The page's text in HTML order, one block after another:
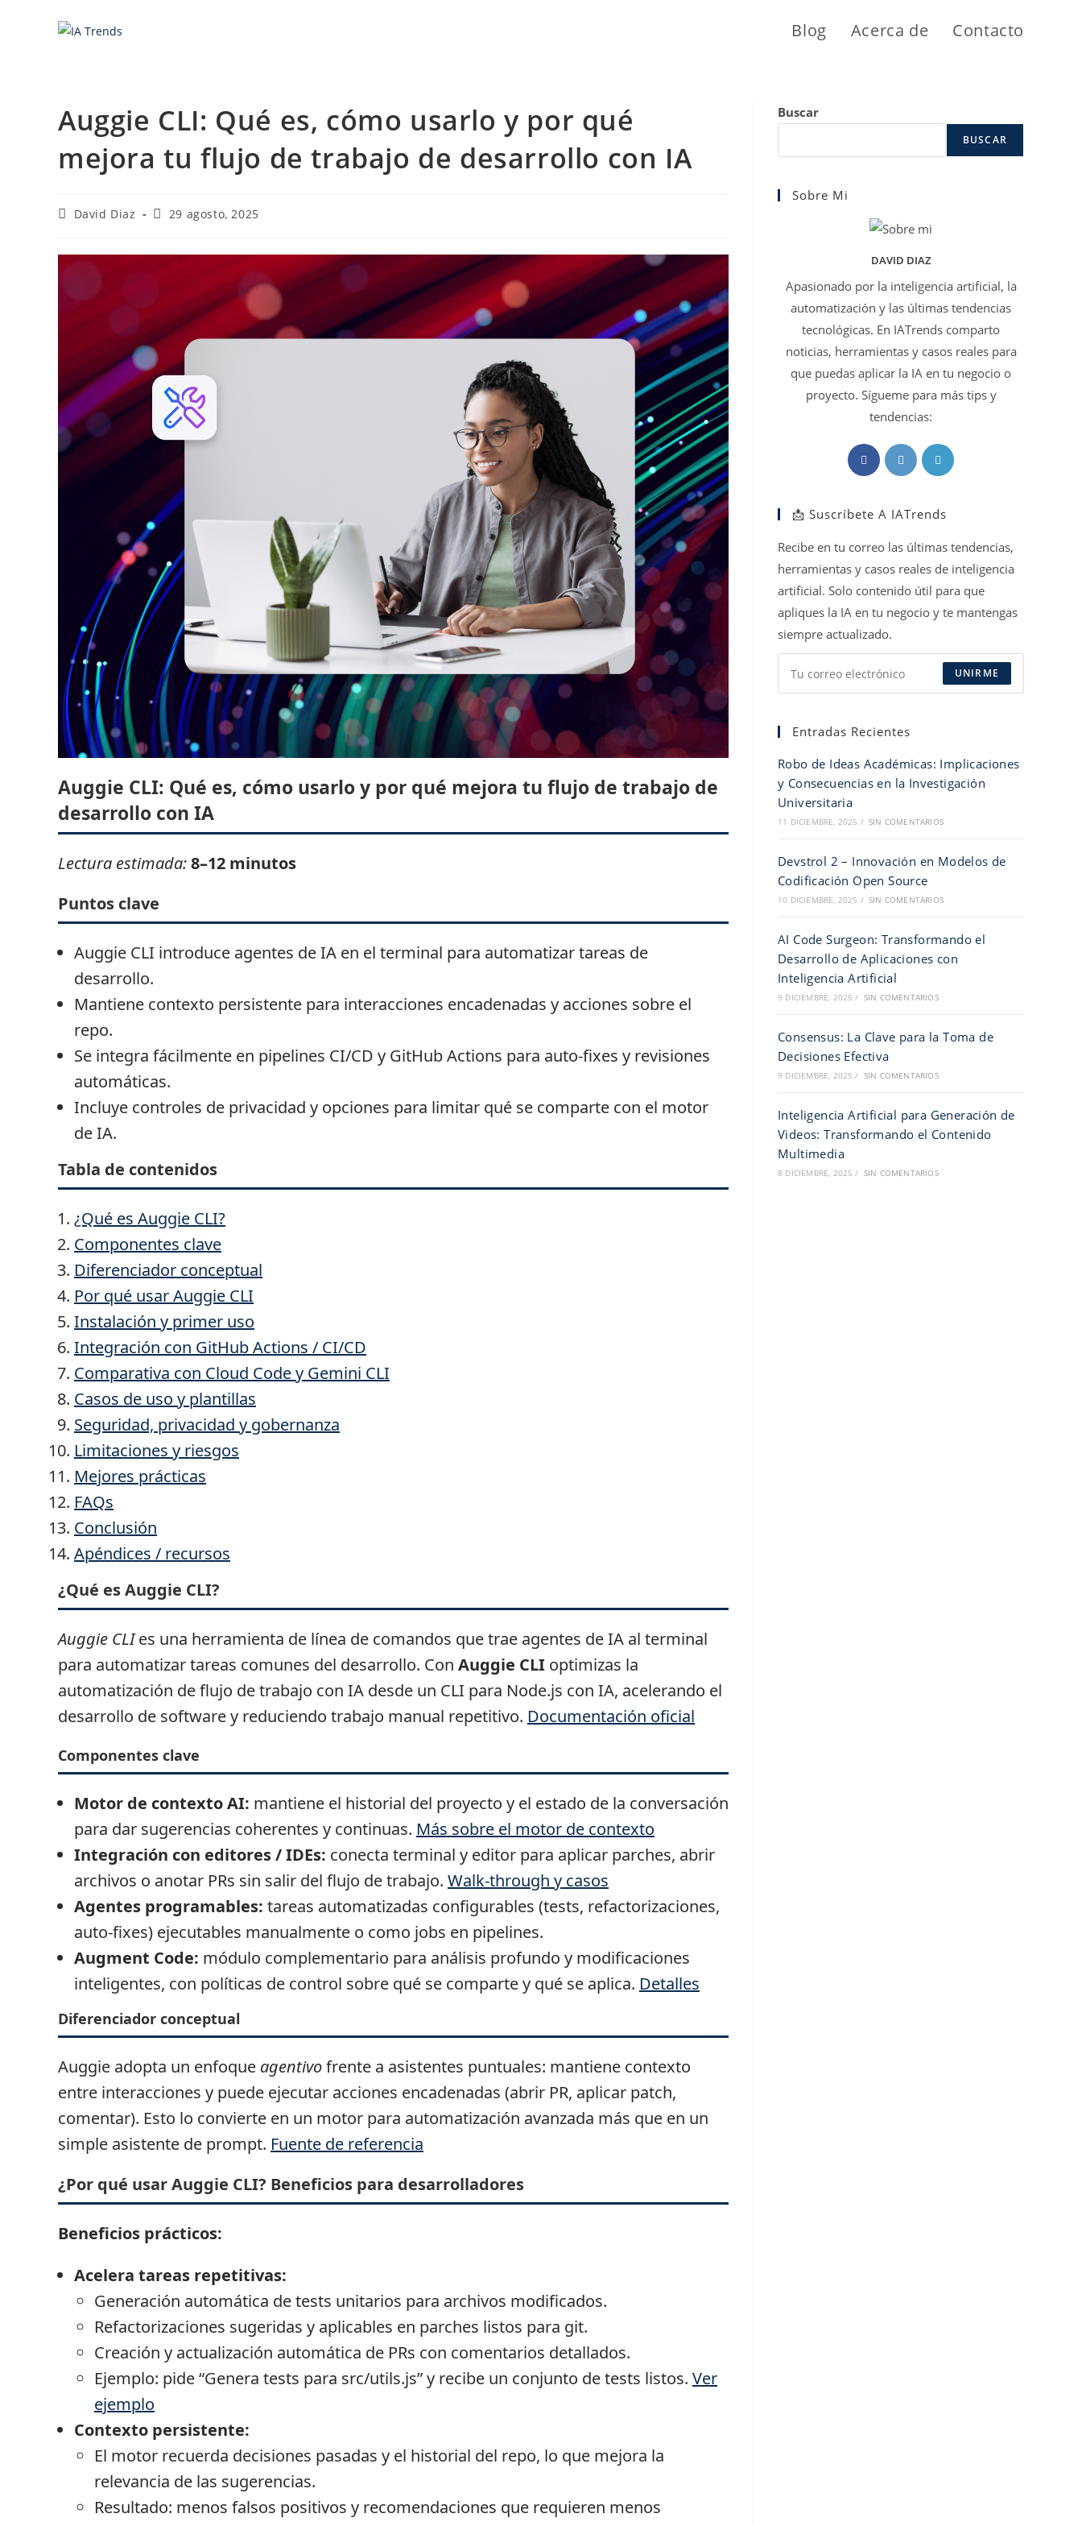
Blog Acerca de Contacto
Auggie CLI: Qué es, cómo usarlo y por qué
mejora tu flujo de trabajo de desarrollo con IA
Autor
entrada:
David Diaz
Última
la
29 agosto, 2025
Auggie CLI: Qué es, cómo usarlo y por qué mejora tu flujo de trabajo de
desarrollo con IA
Lectura estimada:8–12 minutos
Puntos clave
Auggie CLI introduce agentes de IA en el terminal para automatizar tareas de
desarrollo.
Mantiene contexto persistente para interacciones encadenadas y acciones sobre el
repo.
Se integra fácilmente en pipelines CI/CD y GitHub Actions para auto-fixes y revisiones
automáticas.
Incluye controles de privacidad y opciones para limitar qué se comparte con el motor
de IA.
Tabla de contenidos
¿Qué es Auggie CLI?
Componentes clave
Diferenciador conceptual
Por qué usar Auggie CLI
Instalación y primer uso
Integración con GitHub Actions / CI/CD
Comparativa con Cloud Code y Gemini CLI
Casos de uso y plantillas
Seguridad, privacidad y gobernanza
Limitaciones y riesgos
Mejores prácticas
FAQs
Conclusión
Apéndices / recursos
¿Qué es Auggie CLI?
Auggie CLIes una herramienta de línea de comandos que trae agentes de IA al terminal
para automatizar tareas comunes del desarrollo. Con Auggie CLI optimizas la
automatización de flujo de trabajo con IA desde un CLI para Node.js con IA, acelerando el
desarrollo de software y reduciendo trabajo manual repetitivo. Documentación oficial
Componentes clave
Motor de contexto AI: mantiene el historial del proyecto y el estado de la conversación
para dar sugerencias coherentes y continuas. Más sobre el motor de contexto
Integración con editores / IDEs: conecta terminal y editor para aplicar parches, abrir
archivos o anotar PRs sin salir del flujo de trabajo. Walk-through y casos
Agentes programables: tareas automatizadas configurables (tests, refactorizaciones,
auto-fixes) ejecutables manualmente o como jobs en pipelines.
Augment Code: módulo complementario para análisis profundo y modificaciones
inteligentes, con políticas de control sobre qué se comparte y qué se aplica. Detalles
Diferenciador conceptual
Auggie adopta un enfoque agentivofrente a asistentes puntuales: mantiene contexto
entre interacciones y puede ejecutar acciones encadenadas (abrir PR, aplicar patch,
comentar). Esto lo convierte en un motor para automatización avanzada más que en un
simple asistente de prompt. Fuente de referencia
¿Por qué usar Auggie CLI? Beneficios para desarrolladores
Beneficios prácticos:
Acelera tareas repetitivas:
Generación automática de tests unitarios para archivos modificados.
Refactorizaciones sugeridas y aplicables en parches listos para git.
Creación y actualización automática de PRs con comentarios detallados.
Ejemplo: pide “Genera tests para src/utils.js” y recibe un conjunto de tests listos. Ver
ejemplo
Contexto persistente:
El motor recuerda decisiones pasadas y el historial del repo, lo que mejora la
relevancia de las sugerencias.
Resultado: menos falsos positivos y recomendaciones que requieren menos
Buscar
BUSCAR
Sobre Mi
DAVID DIAZ
Apasionado por la inteligencia artificial, la
automatización y las últimas tendencias
tecnológicas. En IATrends comparto
noticias, herramientas y casos reales para
que puedas aplicar la IA en tu negocio o
proyecto. Sígueme para más tips y
tendencias:
Se
abre
una
pestaña
Se
abre
una
pestaña
Se
pestaña
📩 Suscríbete A IATrends
Recibe en tu correo las últimas tendencias,
herramientas y casos reales de inteligencia
artificial. Solo contenido útil para que
apliques la IA en tu negocio y te mantengas
siempre actualizado.
UNIRME
Entradas Recientes
Robo de Ideas Académicas: Implicaciones
y Consecuencias en la Investigación
Universitaria
11 DICIEMBRE, 2025 / SIN COMENTARIOS
Devstrol 2 – Innovación en Modelos de
Codificación Open Source
10 DICIEMBRE, 2025 / SIN COMENTARIOS
AI Code Surgeon: Transformando el
Desarrollo de Aplicaciones con
Inteligencia Artificial
9 DICIEMBRE, 2025 / SIN COMENTARIOS
Consensus: La Clave para la Toma de
Decisiones Efectiva
9 DICIEMBRE, 2025 / SIN COMENTARIOS
Inteligencia Artificial para Generación de
Videos: Transformando el Contenido
Multimedia
8 DICIEMBRE, 2025 / SIN COMENTARIOS